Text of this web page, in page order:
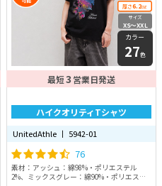
厚さ6.2oz
サイズ
XS〜XXL
カラー
27色
最短3 営業日発送
ハイクオリティTシャツ
UnitedAthle 丨 5942-01
76
素材：アッシュ：綿98%・ポリエステル
2%、ミックスグレー：綿90%・ポリエステ